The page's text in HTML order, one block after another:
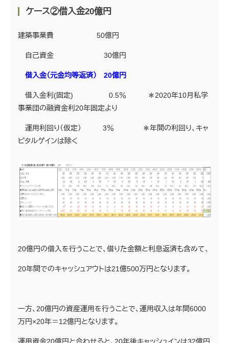
ケース②借入金20億円
建築事業費 50億円
自己資金 30億円
借入金（元金均等返済） 20億円
借入金利(固定) 0.5％ ＊2020年10月私学
事業団の融資金利20年固定より
運用利回り（仮定） 3％ ＊年間の利回り、キャ
ピタルゲインは除く
20億円の借入を行うことで、借りた金額と利息返済も含めて、
20年間でのキャッシュアウトは21億500万円となります。
一方、20億円の資産運用を行うことで、運用収入は年間6000
万円×20年＝12億円となります。